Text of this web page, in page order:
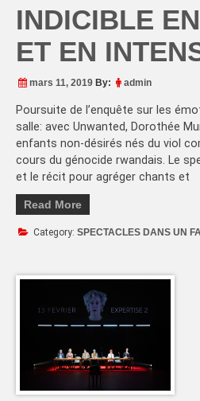
INDICIBLE
ET EN
mars 11, 2019 By: admin
Poursuite de l’enquête sur les
salle: avec Unwanted, Dorothée
enfants non-désirés nés du viol
cours du génocide rwandais. Le
et le récit pour agréger chants et
Read More
Category: SPECTACLES DANS UN